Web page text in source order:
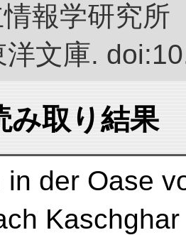
情報学研究
洋文庫.
み取り結果
in der Oase
Kaschghar